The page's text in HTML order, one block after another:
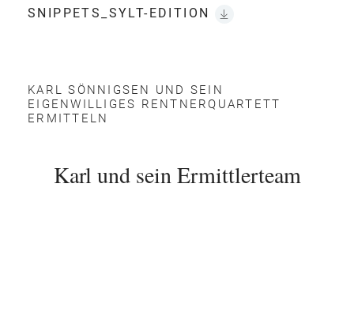
SNIPPETS_SYLT-EDITION
KARL SÖNNIGSEN UND SEIN
EIGENWILLIGES RENTNERQUARTETT
ERMITTELN
Karl und sein Ermittlerteam